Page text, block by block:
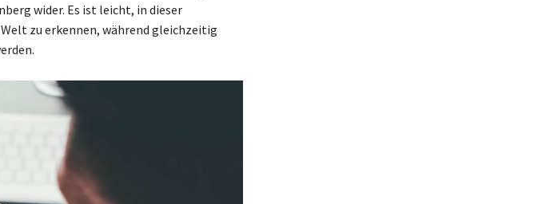
wider. Es ist leicht, in dieser
zu erkennen, während gleichzeitig